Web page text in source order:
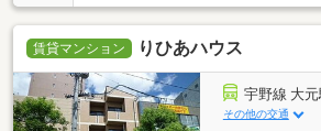
賃貸マンション りひあハウス
宇野線 大
その他の交通